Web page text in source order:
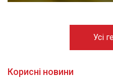
Усі
Корисні новини